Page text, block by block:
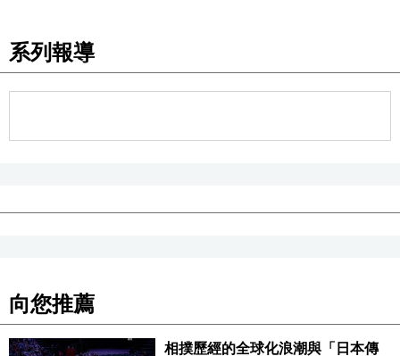
系列報導
向您推薦
相撲歷經的全球化浪潮與「日本傳